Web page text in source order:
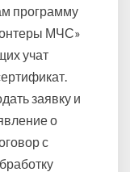
программу
МЧС»
учат
заявку и
о
с